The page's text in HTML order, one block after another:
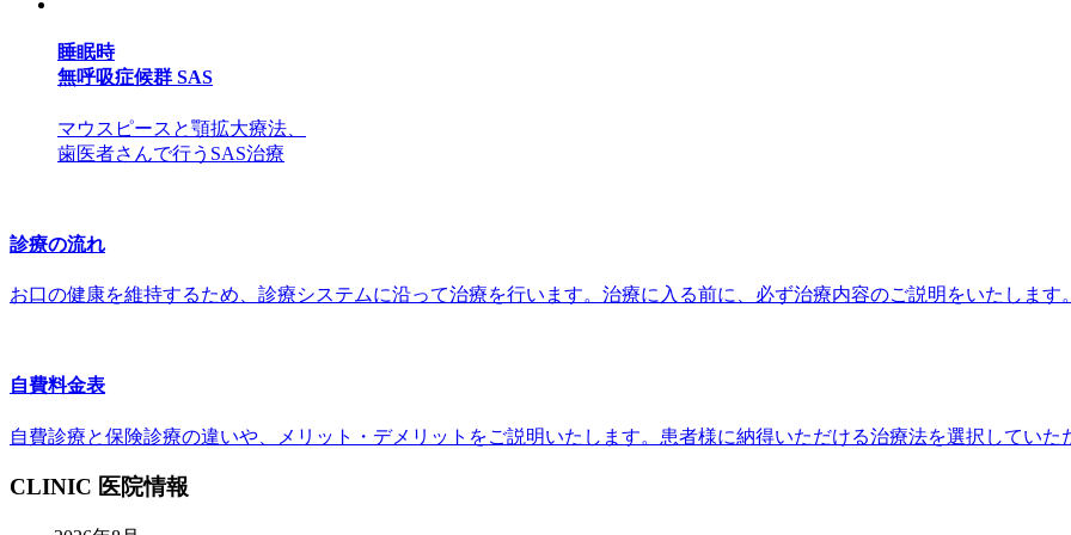
睡眠時
無呼吸症候群 SAS
マウスピースと顎拡大療法、
歯医者さんで行うSAS治療
診療の流れ
お口の健康を維持するため、診療システムに沿って治療を行います。治療に入る前に、必ず治療内容のご説明をいたします。
自費料金表
自費診療と保険診療の違いや、メリット・デメリットをご説明いたします。患者様に納得いただける治療法を選択していた
CLINIC 医院情報